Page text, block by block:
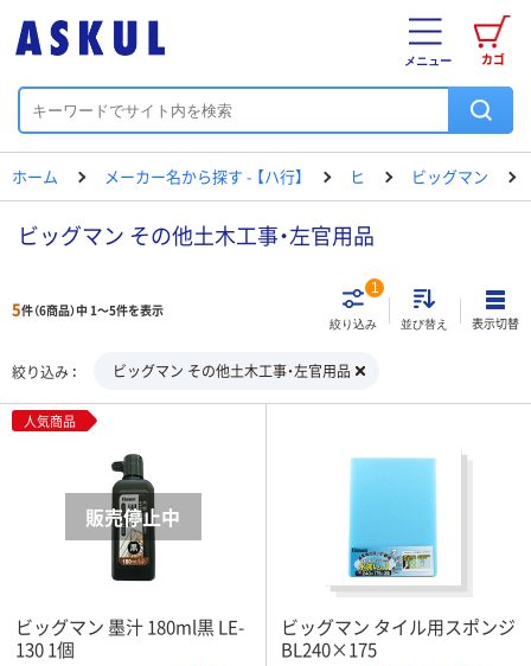
カゴ
メニュー
ホーム メーカー名から探す - 【ハ行】 ヒ ビッグマン
ビッグマン その他土木工事・左官用品
5件（6商品）中 1～5件を表示
絞り込み
1
並び替え 表示切替
絞り込み ビッグマン その他土木工事・左官用品
人気商品
ビッグマン 墨汁 180ml黒 LE-
130 1個
ビッグマン タイル用スポンジ
BL240×175